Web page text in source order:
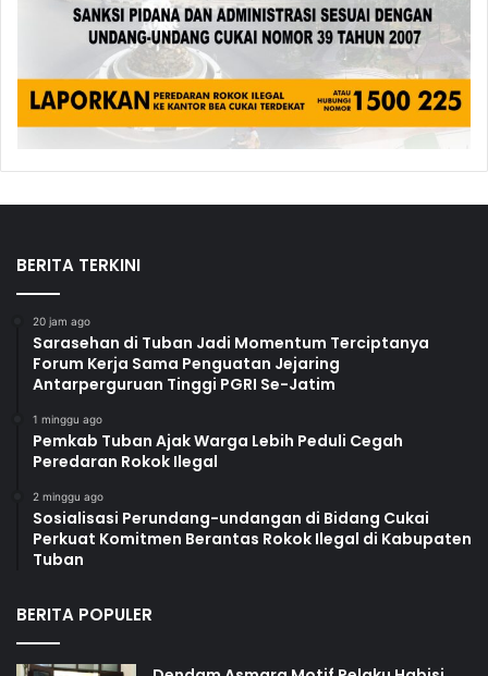
BERITA TERKINI
20 jam ago
Sarasehan di Tuban Jadi Momentum Terciptanya
Forum Kerja Sama Penguatan Jejaring
Antarperguruan Tinggi PGRI Se-Jatim
1 minggu ago
Pemkab Tuban Ajak Warga Lebih Peduli Cegah
Peredaran Rokok Ilegal
2 minggu ago
Sosialisasi Perundang-undangan di Bidang Cukai
Perkuat Komitmen Berantas Rokok Ilegal di Kabupaten
Tuban
BERITA POPULER